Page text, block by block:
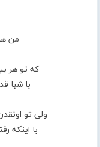
من
که تو هر
با شبا
ولی تو
با اینکه